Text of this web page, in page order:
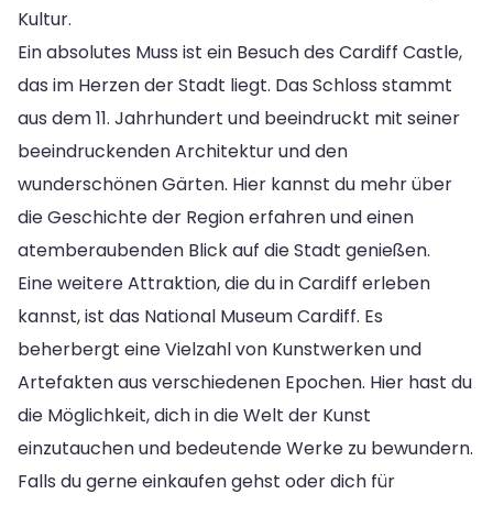
Kultur.
Ein absolutes Muss ist ein Besuch des Cardiff Castle,
das im Herzen der Stadt liegt. Das Schloss stammt
aus dem 11. Jahrhundert und beeindruckt mit seiner
beeindruckenden Architektur und den
wunderschönen Gärten. Hier kannst du mehr über
die Geschichte der Region erfahren und einen
atemberaubenden Blick auf die Stadt genießen.
Eine weitere Attraktion, die du in Cardiff erleben
kannst, ist das National Museum Cardiff. Es
beherbergt eine Vielzahl von Kunstwerken und
Artefakten aus verschiedenen Epochen. Hier hast du
die Möglichkeit, dich in die Welt der Kunst
einzutauchen und bedeutende Werke zu bewundern.
Falls du gerne einkaufen gehst oder dich für